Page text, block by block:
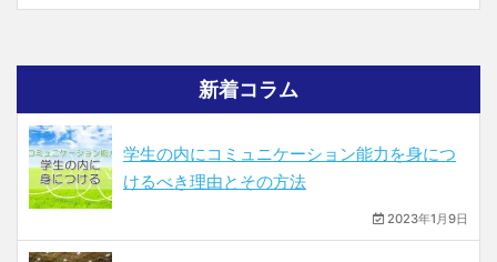
新着コラム
学生の内にコミュニケーション能力を身につ
けるべき理由とその方法
2023年1月9日